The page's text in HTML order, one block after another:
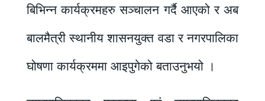
बिभिन्न कार्यक्रमहरु सञ्चालन गर्दै आएको र अब
बालमैत्री स्थानीय शासनयुक्त वडा र नगरपालिका
घोषणा कार्यक्रममा आइपुगेको बताउनुभयो ।